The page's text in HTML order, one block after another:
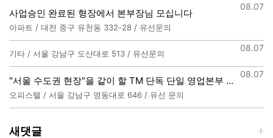
등록일
08.07
사업승인 완료된 형장에서 본부장님 모십니다
아파트 / 대전 중구 유천동 332-28 / 유선문의
등록일
08.07
기타 / 서울 강남구 도산대로 513 / 유선문의
등록일
08.07
"서울 수도권 현장"을 같이 할 TM 단독 단일 영업본부 팀 선착순 모집
오피스텔 / 서울 강남구 영동대로 646 / 유선 문의
새댓글